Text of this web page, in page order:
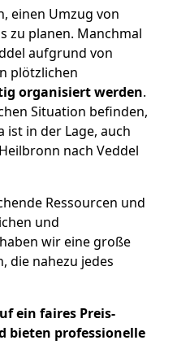
einen Umzug von
zu planen. Manchmal
aufgrund von
plötzlichen
organisiert werden.
Situation befinden,
ist in der Lage, auch
nach Veddel
Ressourcen und
und
haben wir eine große
die nahezu jedes
ein faires Preis-
bieten professionelle